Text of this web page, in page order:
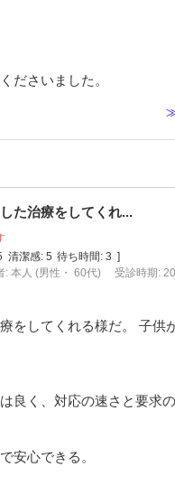
ださいました。
た治療をしてくれ...
清潔感: 5 待ち時間: 3
: 本人 (男性・ 60代) 受診時期:
をしてくれる様だ。 子供
良く、対応の速さと要求の
安心できる。